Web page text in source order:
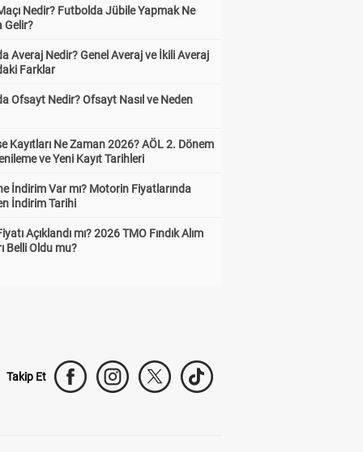
Nedir? Futbolda Jübile Yapmak Ne
Gelir?
Averaj Nedir? Genel Averaj ve İkili Averaj
Farklar
Ofsayt Nedir? Ofsayt Nasıl ve Neden
Kayıtları Ne Zaman 2026? AÖL 2. Dönem
ve Yeni Kayıt Tarihleri
İndirim Var mı? Motorin Fiyatlarında
İndirim Tarihi
Açıklandı mı? 2026 TMO Fındık Alım
Belli Oldu mu?
Takip Et